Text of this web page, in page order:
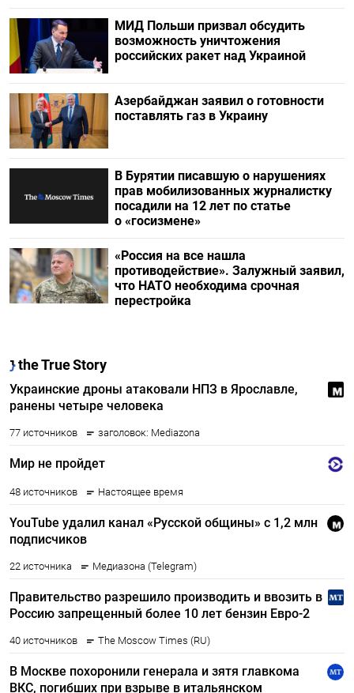
МИД Польши призвал обсудить
возможность уничтожения
российских ракет над Украиной
Азербайджан заявил о готовности
поставлять газ в Украину
В Бурятии писавшую о нарушениях
прав мобилизованных журналистку
посадили на 12 лет по статье
о «госизмене»
«Россия на все нашла
противодействие». Залужный заявил,
что НАТО необходима срочная
перестройка